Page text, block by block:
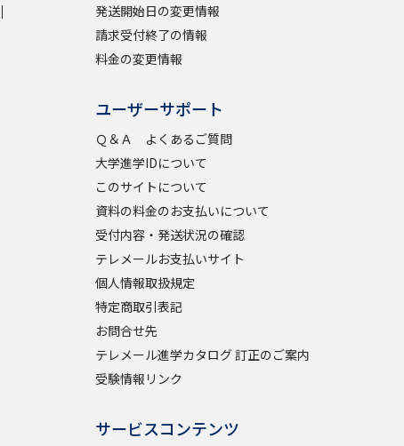
発送開始日の変更情報
請求受付終了の情報
料金の変更情報
ユーザーサポート
Ｑ＆Ａ よくあるご質問
大学進学IDについて
このサイトについて
資料の料金のお支払いについて
受付内容・発送状況の確認
テレメールお支払いサイト
個人情報取扱規定
特定商取引表記
お問合せ先
テレメール進学カタログ 訂正のご案内
受験情報リンク
サービスコンテンツ